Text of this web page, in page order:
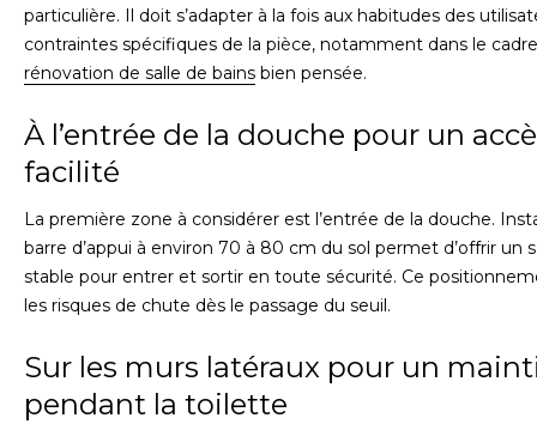
particulière. Il doit s’adapter à la fois aux habitudes des
contraintes spécifiques de la pièce, notamment dans le
rénovation de salle de bains bien pensée.
À l’entrée de la douche pour un
facilité
La première zone à considérer est l’entrée de la douche.
barre d’appui à environ 70 à 80 cm du sol permet d’offrir un
stable pour entrer et sortir en toute sécurité. Ce
les risques de chute dès le passage du seuil.
Sur les murs latéraux pour un
pendant la toilette